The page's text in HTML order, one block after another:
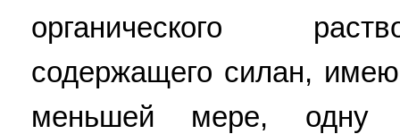
органического
содержащего силан,
меньшей мере, одну